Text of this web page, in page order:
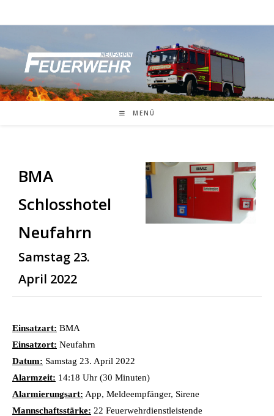
Inhalt
MENÜ
BMA
Schlosshotel
Neufahrn
Samstag 23.
April 2022
Einsatzart: BMA
Einsatzort: Neufahrn
Datum: Samstag 23. April 2022
Alarmzeit: 14:18 Uhr (30 Minuten)
Alarmierungsart: App, Meldeempfänger, Sirene
Mannschaftsstärke: 22 Feuerwehrdienstleistende